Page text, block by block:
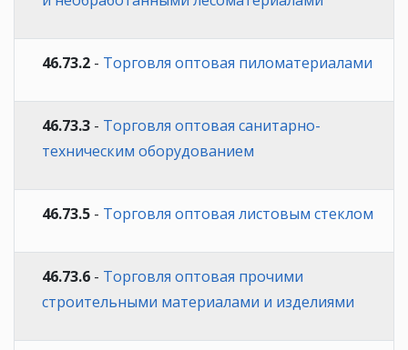
46.73.2 - Торговля оптовая пиломатериалами
46.73.3 - Торговля оптовая санитарно-
техническим оборудованием
46.73.5 - Торговля оптовая листовым стеклом
46.73.6 - Торговля оптовая прочими
строительными материалами и изделиями